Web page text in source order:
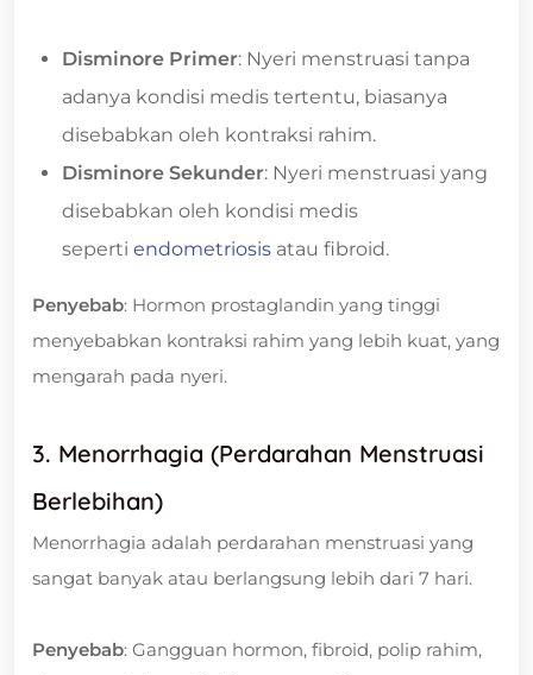
Disminore Primer: Nyeri menstruasi tanpa
adanya kondisi medis tertentu, biasanya
disebabkan oleh kontraksi rahim.
Disminore Sekunder: Nyeri menstruasi yang
disebabkan oleh kondisi medis
seperti endometriosis atau fibroid.
Penyebab: Hormon prostaglandin yang tinggi
menyebabkan kontraksi rahim yang lebih kuat, yang
mengarah pada nyeri.
3. Menorrhagia (Perdarahan Menstruasi
Berlebihan)
Menorrhagia adalah perdarahan menstruasi yang
sangat banyak atau berlangsung lebih dari 7 hari.
Penyebab: Gangguan hormon, fibroid, polip rahim,